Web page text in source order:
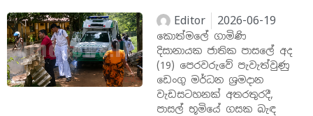
Editor 2026-06-19
කොත්මලේ ගාමිණි
දිසානායක ජාතික පාසලේ අද
(19) පෙරවරුවේ පැවැත්වුණු
ඩෙංගු මර්ධන ශ්‍රමදාන
වැඩසටහනක් අතරතුරදී,
පාසල් භූමියේ ගසක බැඳ